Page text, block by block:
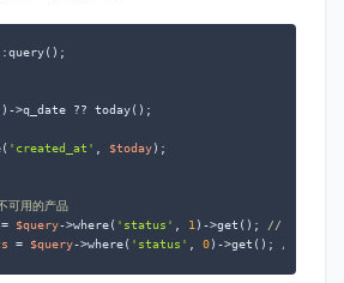
'created_at' , $today);
可用的产品
= $query->where( 'status' , 1)->get();
// 这一行 修
= $query->where( 'status' , 0)->get(); // 所以这